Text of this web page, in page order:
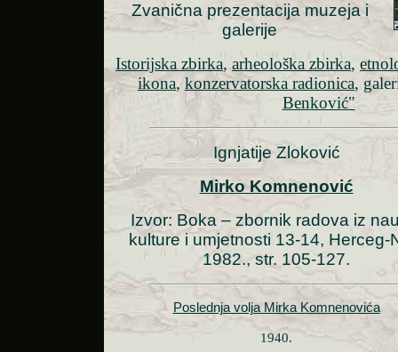
Zvanična prezentacija muzeja i
galerije
Istorijska zbirka, arheološka zbirka,
ikona, konzervatorska radionica,
Benković"
Ignjatije Zloković
Mirko Komnenović
Izvor: Boka – zbornik radova iz
kulture i umjetnosti 13-14, Herceg-
1982., str. 105-127.
Poslednja volja Mirka Komnenovića
1940.